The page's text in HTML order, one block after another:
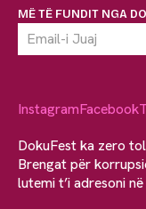
MË TË FUNDIT NGA
InstagramFacebook
DokuFest ka zero
Brengat për
lutemi t’i adresoni në